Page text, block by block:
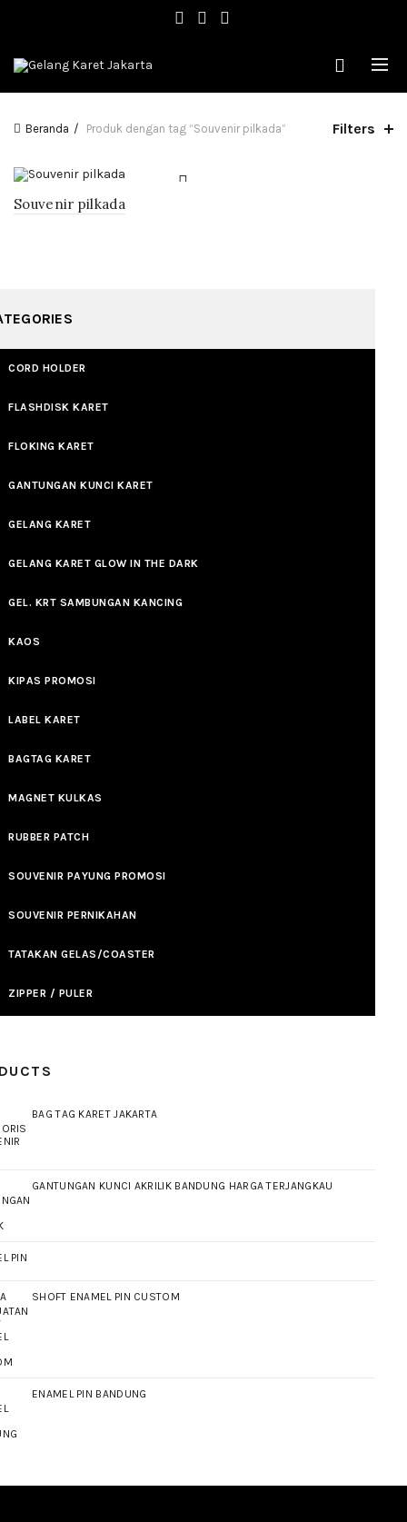
Beranda Produk dengan tag “Souvenir pilkada” Filters
Souvenir pilkada
CORD HOLDER
FLASHDISK KARET
FLOKING KARET
GANTUNGAN KUNCI KARET
GELANG KARET
GELANG KARET GLOW IN THE DARK
GEL. KRT SAMBUNGAN KANCING
KAOS
KIPAS PROMOSI
LABEL KARET
BAGTAG KARET
MAGNET KULKAS
RUBBER PATCH
SOUVENIR PAYUNG PROMOSI
SOUVENIR PERNIKAHAN
TATAKAN GELAS/COASTER
ZIPPER / PULER
BAG TAG KARET JAKARTA
GANTUNGAN KUNCI AKRILIK BANDUNG HARGA TERJANGKAU
PIN
SHOFT ENAMEL PIN CUSTOM
ENAMEL PIN BANDUNG